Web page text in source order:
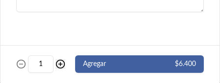
$5.500
Agregar $6.400